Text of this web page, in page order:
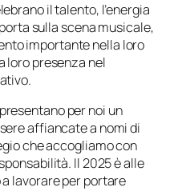
il talento, l’energia
sulla scena musicale,
importante nella loro
loro presenza nel
per noi un
affiancate a nomi di
che accogliamo con
Il 2025 è alle
lavorare per portare